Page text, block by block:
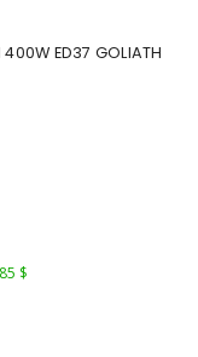
ED37 GOLIATH
$